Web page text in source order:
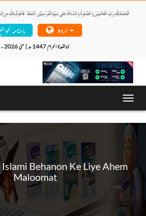
ماہنامہ
ذولقعدۃ الحرام 1447 ھ | مئی 2026 ء
Behanon Ke Liye Ahem
Maloomat